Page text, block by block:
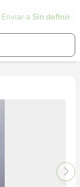
Enviar a Sin definir